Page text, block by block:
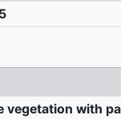
vegetation with